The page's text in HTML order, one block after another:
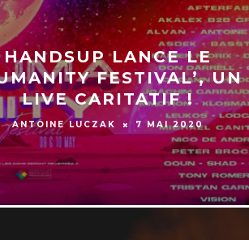
HANDSUP LANCE LE
FESTIVAL’, UN
LIVE CARITATIF !
ANTOINE LUCZAK 7 MAI 2020